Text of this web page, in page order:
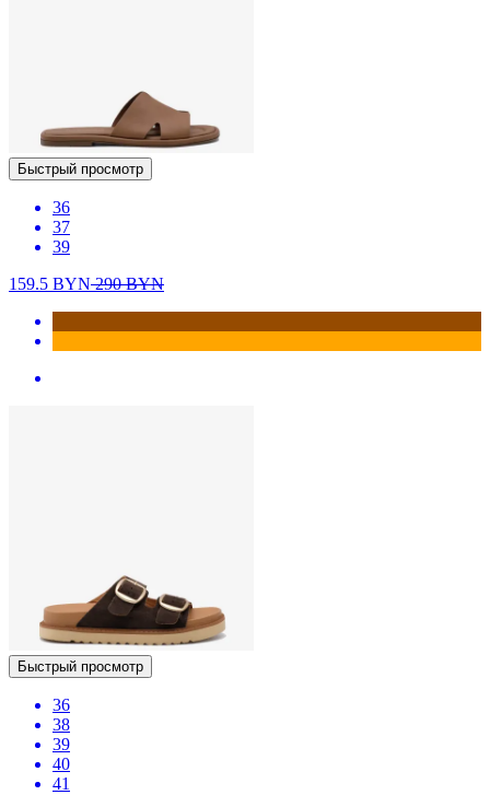
Быстрый просмотр
36
37
39
159.5 BYN290BYN
Быстрый просмотр
36
38
39
40
41